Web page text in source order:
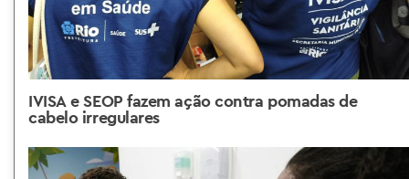
IVISA e SEOP fazem ação contra pomadas de
cabelo irregulares